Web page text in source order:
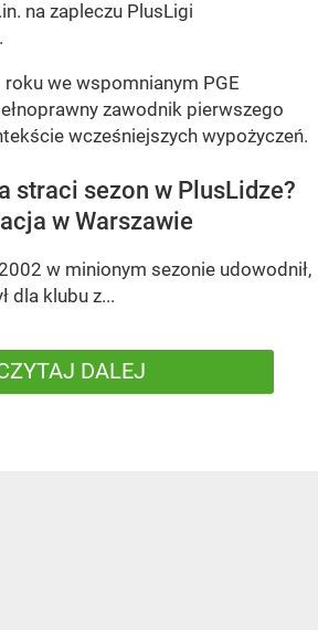
na zapleczu PlusLigi
we wspomnianym PGE
zawodnik pierwszego
wcześniejszych wypożyczeń.
straci sezon w PlusLidze?
w Warszawie
w minionym sezonie udowodnił,
dla klubu z...
DALEJ